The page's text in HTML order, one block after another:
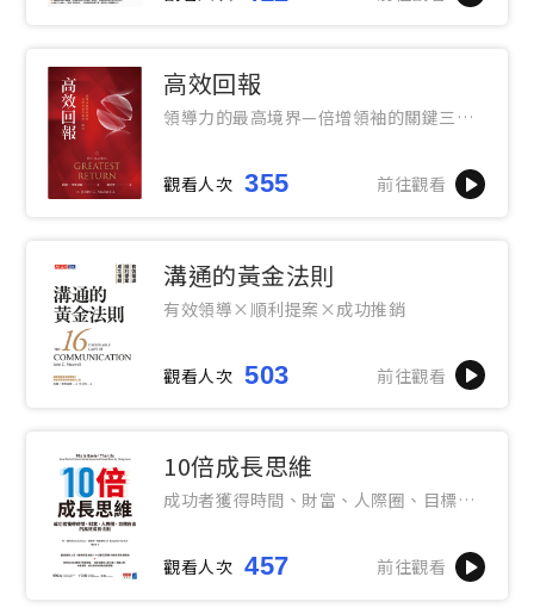
高效回報
領導力的最高境界—倍增領袖的關鍵三階
觀看人次 355 前往觀看
溝通的黃金法則
有效領導×順利提案×成功推銷
觀看人次 503 前往觀看
10倍成長思維
成功者獲得時間、財富、人際圈、目標自
觀看人次 457 前往觀看